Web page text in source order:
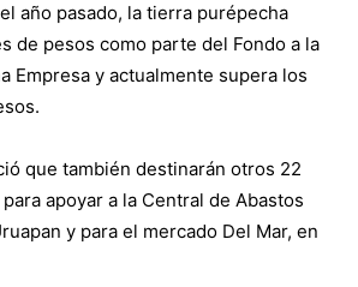
año pasado, la tierra purépecha
de pesos como parte del Fondo a la
Empresa y actualmente supera los
que también destinarán otros 22
apoyar a la Central de Abastos
y para el mercado Del Mar, en